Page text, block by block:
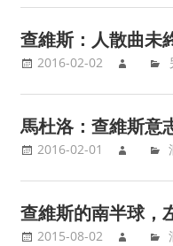
查維斯：人散曲未
2016-02-02
馬杜洛：查維斯意
2016-02-01
查維斯的南半球，
2015-08-02